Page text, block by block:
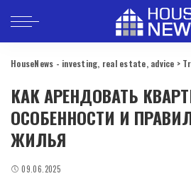
HouseNews - investing, real estate, advice >
КАК АРЕНДОВАТЬ
ОСОБЕННОСТИ И
ЖИЛЬЯ
09.06.2025